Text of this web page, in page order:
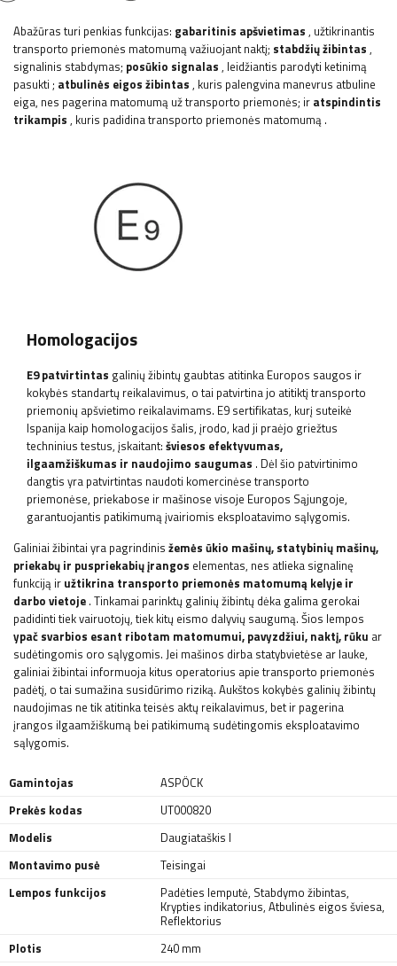
Abažūras turi penkias funkcijas: gabaritinis apšvietimas , užtikrinantis
transporto priemonės matomumą važiuojant naktį; stabdžių žibintas ,
signalinis stabdymas; posūkio signalas , leidžiantis parodyti ketinimą
pasukti ; atbulinės eigos žibintas , kuris palengvina manevrus atbuline
eiga, nes pagerina matomumą už transporto priemonės; ir atspindintis
trikampis , kuris padidina transporto priemonės matomumą .
Homologacijos
E9 patvirtintas galinių žibintų gaubtas atitinka Europos saugos ir
kokybės standartų reikalavimus, o tai patvirtina jo atitiktį transporto
priemonių apšvietimo reikalavimams. E9 sertifikatas, kurį suteikė
Ispanija kaip homologacijos šalis, įrodo, kad ji praėjo griežtus
techninius testus, įskaitant: šviesos efektyvumas,
ilgaamžiškumas ir naudojimo saugumas . Dėl šio patvirtinimo
dangtis yra patvirtintas naudoti komercinėse transporto
priemonėse, priekabose ir mašinose visoje Europos Sąjungoje,
garantuojantis patikimumą įvairiomis eksploatavimo sąlygomis.
Galiniai žibintai yra pagrindinis žemės ūkio mašinų, statybinių mašinų,
priekabų ir puspriekabių įrangos elementas, nes atlieka signalinę
funkciją ir užtikrina transporto priemonės matomumą kelyje ir
darbo vietoje . Tinkamai parinktų galinių žibintų dėka galima gerokai
padidinti tiek vairuotojų, tiek kitų eismo dalyvių saugumą. Šios lempos
ypač svarbios esant ribotam matomumui, pavyzdžiui, naktį, rūku ar
sudėtingomis oro sąlygomis. Jei mašinos dirba statybvietėse ar lauke,
galiniai žibintai informuoja kitus operatorius apie transporto priemonės
padėtį, o tai sumažina susidūrimo riziką. Aukštos kokybės galinių žibintų
naudojimas ne tik atitinka teisės aktų reikalavimus, bet ir pagerina
įrangos ilgaamžiškumą bei patikimumą sudėtingomis eksploatavimo
sąlygomis.
Gamintojas
ASPÖCK
Prekės kodas
UT000820
Modelis
Daugiataškis I
Montavimo pusė
Teisingai
Lempos funkcijos
Padėties lemputė, Stabdymo žibintas,
Krypties indikatorius,Atbulinės eigos šviesa,
Reflektorius
Plotis
240 mm